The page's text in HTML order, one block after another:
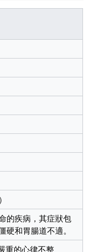
的疾病，其症狀包
和胃腸道不適。
重的心律不整